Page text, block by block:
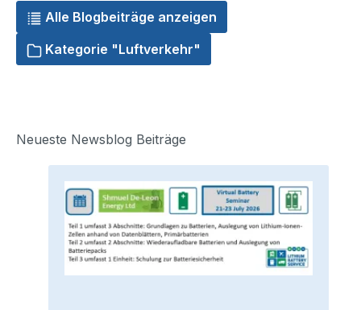
Alle Blogbeiträge anzeigen
Kategorie "Luftverkehr"
Neueste Newsblog Beiträge